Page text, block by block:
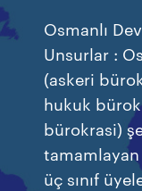
Osmanlı
Unsurlar :
(askeri
hukuk
bürokrasi)
üç sınıf